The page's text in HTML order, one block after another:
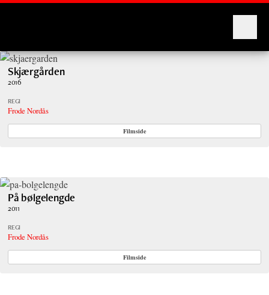
Skjærgården
2016
REGI
Frode Nordås
Filmside
På bølgelengde
2011
REGI
Frode Nordås
Filmside